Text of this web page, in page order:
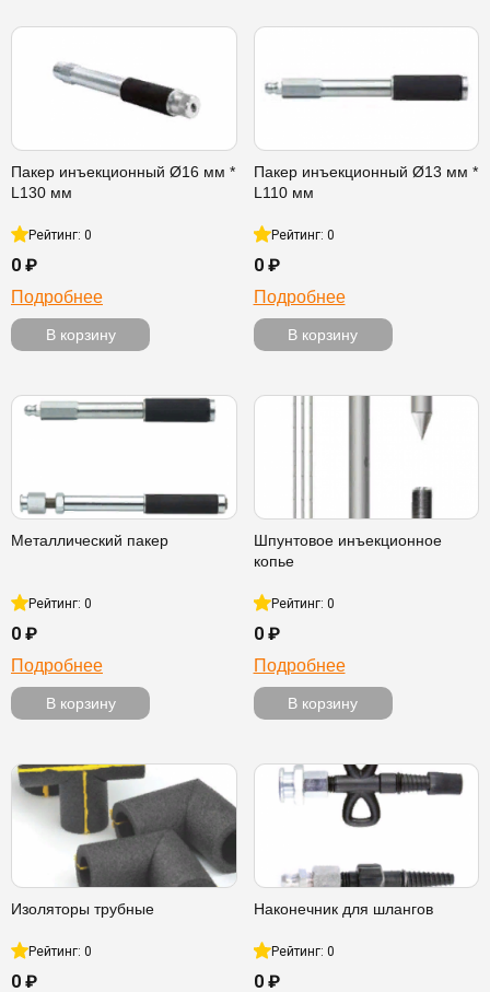
Пакер инъекционный Ø16 мм *
L130 мм
Рейтинг: 0
0 ₽
Подробнее
В корзину
Пакер инъекционный Ø13 мм *
L110 мм
Рейтинг: 0
0 ₽
Подробнее
В корзину
Металлический пакер
Рейтинг: 0
0 ₽
Подробнее
В корзину
Шпунтовое инъекционное
копье
Рейтинг: 0
0 ₽
Подробнее
В корзину
Изоляторы трубные
Рейтинг: 0
0 ₽
Наконечник для шлангов
Рейтинг: 0
0 ₽